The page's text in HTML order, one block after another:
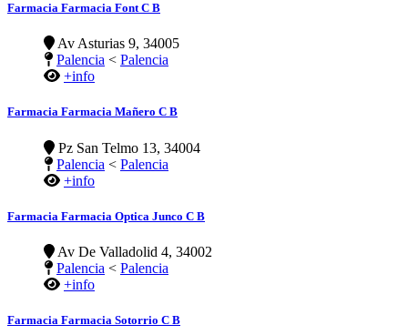
Farmacia Farmacia Font C B
Av Asturias 9, 34005
Palencia < Palencia
+info
Farmacia Farmacia Mañero C B
Pz San Telmo 13, 34004
Palencia < Palencia
+info
Farmacia Farmacia Optica Junco C B
Av De Valladolid 4, 34002
Palencia < Palencia
+info
Farmacia Farmacia Sotorrio C B